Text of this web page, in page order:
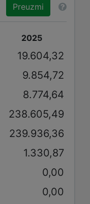
Preuzmi
2025
19.604,32
9.854,72
8.774,64
238.605,49
239.936,36
1.330,87
0,00
0,00